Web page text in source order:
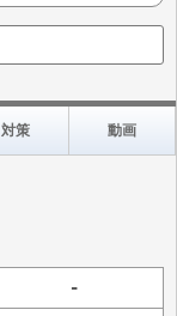
対策 動画
-